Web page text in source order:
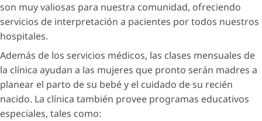
son muy valiosas para nuestra comunidad, ofreciendo
servicios de interpretación a pacientes por todos nuestros
hospitales.
Además de los servicios médicos, las clases mensuales de
la clínica ayudan a las mujeres que pronto serán madres a
planear el parto de su bebé y el cuidado de su recién
nacido. La clínica también provee programas educativos
especiales, tales como: